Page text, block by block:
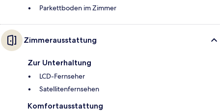
Parkettboden im Zimmer
Zimmerausstattung
Zur Unterhaltung
LCD-Fernseher
Satellitenfernsehen
Komfortausstattung